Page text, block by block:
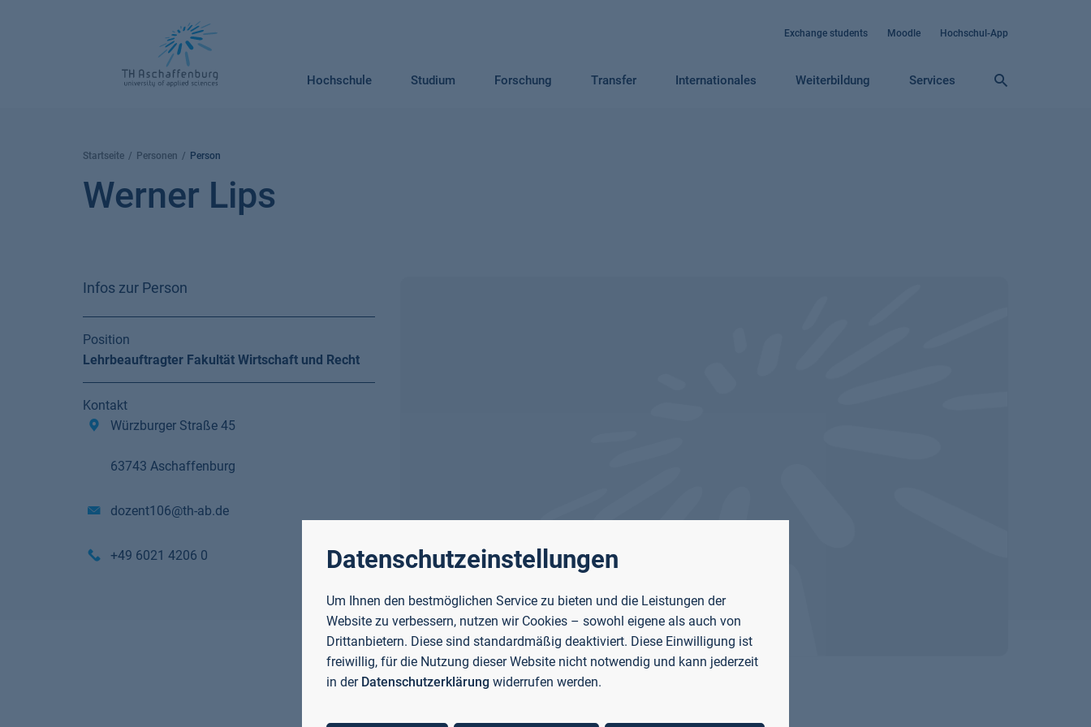
Exchange students Moodle Hochschul-App
Hochschule Studium Forschung Transfer Internationales Weiterbildung Services
Startseite Personen Person
Werner Lips
Infos zur Person
Position
Lehrbeauftragter Fakultät Wirtschaft und Recht
Kontakt
Würzburger Straße 45
63743 Aschaffenburg
dozent106@th-ab.de
+49 6021 4206 0 Datenschutzeinstellungen
Um Ihnen den bestmöglichen Service zu bieten und die Leistungen der
Website zu verbessern, nutzen wir Cookies – sowohl eigene als auch von
Drittanbietern. Diese sind standardmäßig deaktiviert. Diese Einwilligung ist
freiwillig, für die Nutzung dieser Website nicht notwendig und kann jederzeit
in der Datenschutzerklärung widerrufen werden.